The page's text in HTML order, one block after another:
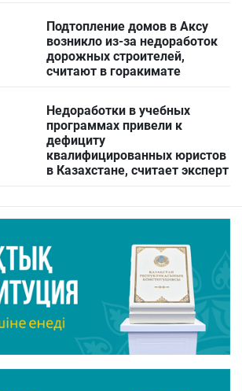
Подтопление домов в Аксу
возникло из-за недоработок
дорожных строителей,
считают в горакимате
Недоработки в учебных
программах привели к
дефициту
квалифицированных юристов
в Казахстане, считает эксперт